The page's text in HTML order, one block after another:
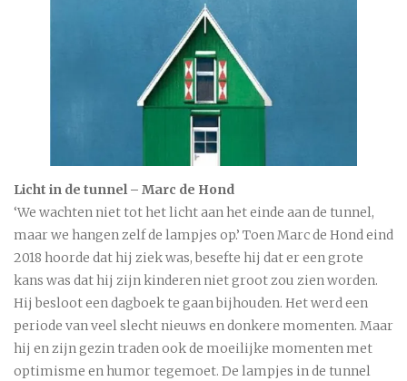
Licht in de tunnel – Marc de Hond
‘We wachten niet tot het licht aan het einde aan de tunnel,
maar we hangen zelf de lampjes op.’ Toen Marc de Hond eind
2018 hoorde dat hij ziek was, besefte hij dat er een grote
kans was dat hij zijn kinderen niet groot zou zien worden.
Hij besloot een dagboek te gaan bijhouden. Het werd een
periode van veel slecht nieuws en donkere momenten. Maar
hij en zijn gezin traden ook de moeilijke momenten met
optimisme en humor tegemoet. De lampjes in de tunnel